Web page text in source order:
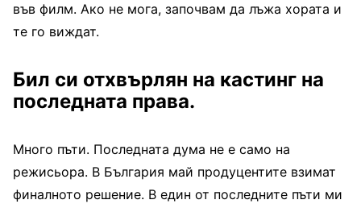
във филм. Ако не мога, започвам да лъжа хората и
те го виждат.
Бил си отхвърлян на кастинг на
последната права.
Много пъти. Последната дума не е само на
режисьора. В България май продуцентите взимат
финалното решение. В един от последните пъти ми